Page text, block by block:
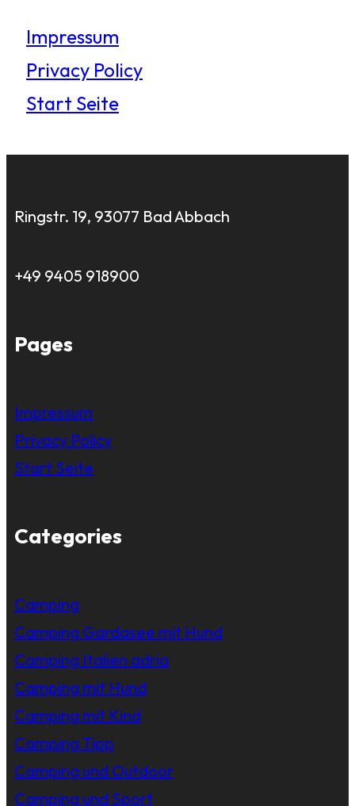
Impressum
Privacy Policy
Start Seite
Ringstr. 19, 93077 Bad Abbach
+49 9405 918900
Pages
Impressum
Privacy Policy
Start Seite
Categories
Camping
Camping Gardasee mit Hund
Camping Italien adria
Camping mit Hund
Camping mit Kind
Camping Tipp
Camping und Outdoor
Camping und Sport